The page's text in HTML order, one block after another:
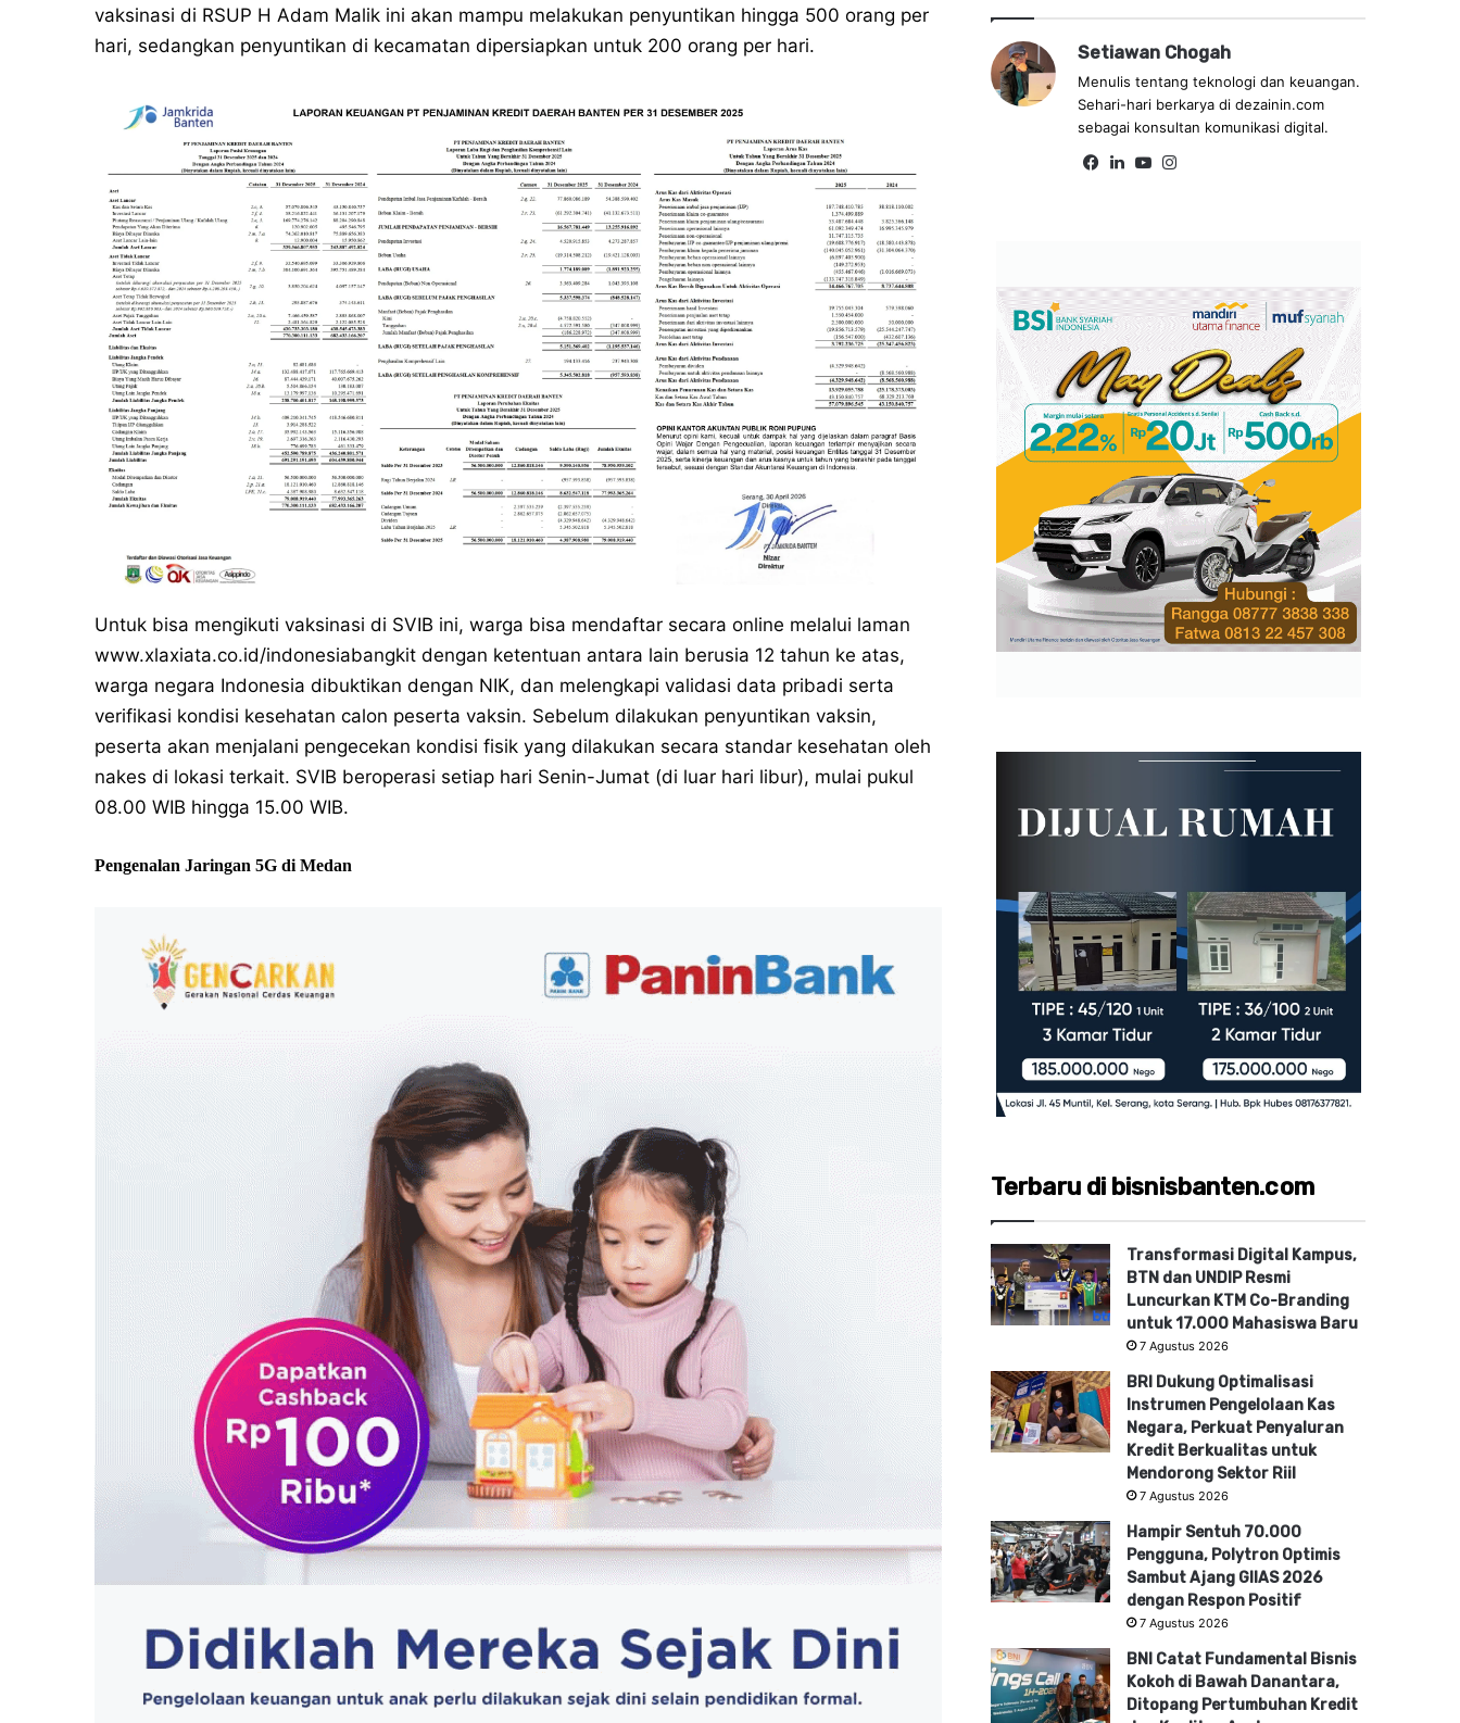
vaksinasi di RSUP H Adam Malik ini akan mampu melakukan penyuntikan hingga 500 orang per
hari, sedangkan penyuntikan di kecamatan dipersiapkan untuk 200 orang per hari.
Untuk bisa mengikuti vaksinasi di SVIB ini, warga bisa mendaftar secara online melalui laman
www.xlaxiata.co.id/indonesiabangkit dengan ketentuan antara lain berusia 12 tahun ke atas,
warga negara Indonesia dibuktikan dengan NIK, dan melengkapi validasi data pribadi serta
verifikasi kondisi kesehatan calon peserta vaksin. Sebelum dilakukan penyuntikan vaksin,
peserta akan menjalani pengecekan kondisi fisik yang dilakukan secara standar kesehatan oleh
nakes di lokasi terkait. SVIB beroperasi setiap hari Senin-Jumat (di luar hari libur), mulai pukul
08.00 WIB hingga 15.00 WIB.
Pengenalan Jaringan 5G di Medan
Setiawan Chogah
Menulis tentang teknologi dan keuangan.
Sehari-hari berkarya di dezainin.com
sebagai konsultan komunikasi digital.
Fa Lin Yo
Terbaru di bisnisbanten.com
Transformasi Digital Kampus,
BTN dan UNDIP Resmi
Luncurkan KTM Co-Branding
untuk 17.000 Mahasiswa Baru
7 Agustus 2026
BRI Dukung Optimalisasi
Instrumen Pengelolaan Kas
Negara, Perkuat Penyaluran
Kredit Berkualitas untuk
Mendorong Sektor Riil
7 Agustus 2026
Hampir Sentuh 70.000
Pengguna, Polytron Optimis
Sambut Ajang GIIAS 2026
dengan Respon Positif
7 Agustus 2026
BNI Catat Fundamental Bisnis
Kokoh di Bawah Danantara,
Ditopang Pertumbuhan Kredit